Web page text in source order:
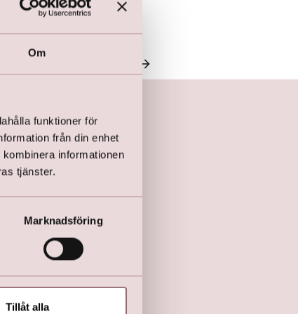
Om
funktioner för
från din enhet
informationen
tjänster.
Marknadsföring
Tillåt alla
utvalda för att
trendig stil, så